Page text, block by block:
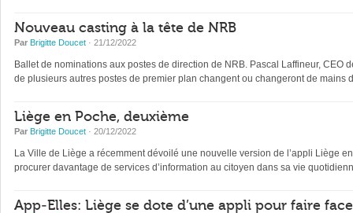
Nouveau casting à la tête de NRB
Par Brigitte Doucet · 21/12/2022
Ballet de nominations aux postes de direction de NRB. Pascal Laffineur,
de plusieurs autres postes de premier plan changent ou changeront de mains
Liège en Poche, deuxième
Par Brigitte Doucet · 20/12/2022
La Ville de Liège a récemment dévoilé une nouvelle version de l’appli Liège
procurer davantage de services d’information au citoyen dans sa vie
App-Elles: Liège se dote d’une appli pour faire